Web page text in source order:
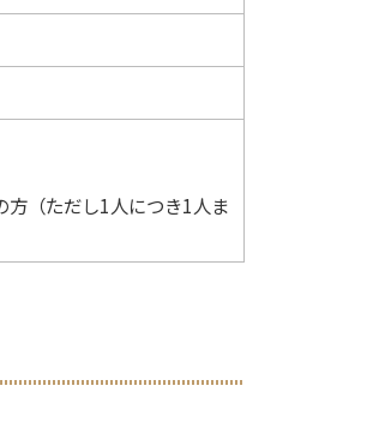
（ただし1人につき1人ま